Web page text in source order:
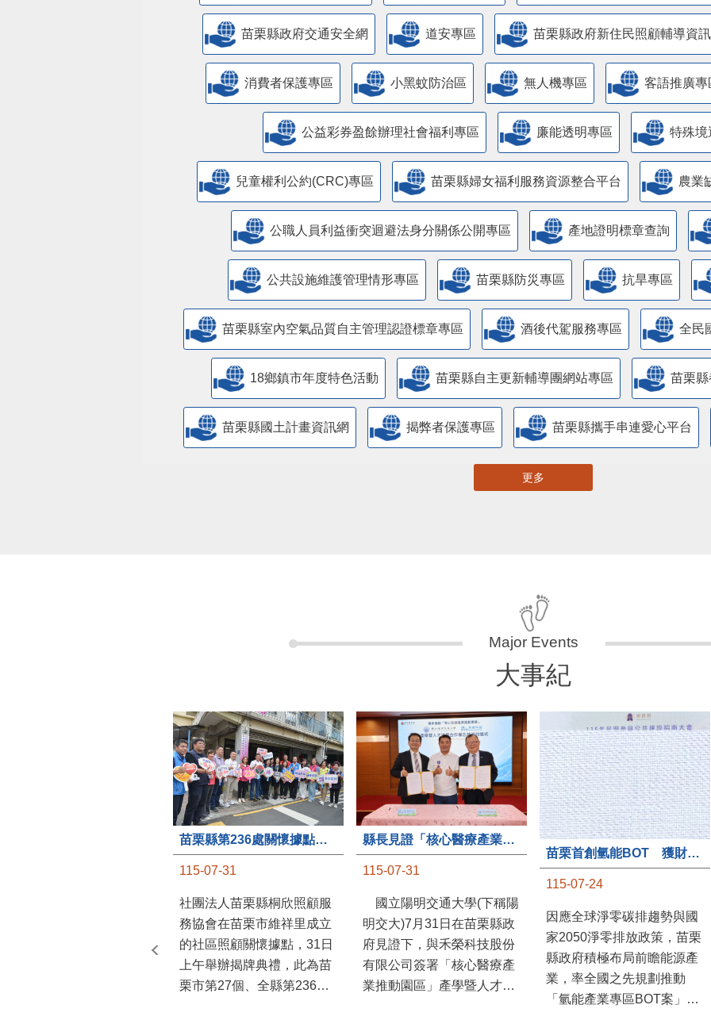
苗栗縣政府交通安全網 道安專區 苗栗縣政府新住民照顧輔導資
消費者保護專區 小黑蚊防治區 無人機專區 客語推廣專
公益彩券盈餘辦理社會福利專區 廉能透明專區 特殊境
兒童權利公約(CRC)專區 苗栗縣婦女福利服務資源整合平台 農業
公職人員利益衝突迴避法身分關係公開專區 產地證明標章查詢
​公共設施維護管理情形專區 苗栗縣防災專區 抗旱專區
苗栗縣室內空氣品質自主管理認證標章專區 酒後代駕服務專區 全民
18鄉鎮市年度特色活動 苗栗縣自主更新輔導團網站專區 苗栗
苗栗縣國土計畫資訊網 揭弊者保護專區 苗栗縣攜手串連愛心平台
更多
大事紀
苗栗縣第236處關懷據點在苗栗市維祥里揭牌
115-07-31
社團法人苗栗縣桐欣照顧服
務協會在苗栗市維祥里成立
的社區照顧關懷據點，31日
上午舉辦揭牌典禮，此為苗
栗市第27個、全縣第236處
縣長見證「核心醫療產業推動園區」產學合作簽約儀式
115-07-31
國立陽明交通大學(下稱陽
明交大)7月31日在苗栗縣政
府見證下，與禾榮科技股份
有限公司簽署「核心醫療產
業推動園區」產學暨人才培
苗栗首創氫能BOT 獲財政部「突破之翼」肯定
115-07-24
因應全球淨零碳排趨勢與國
家2050淨零排放政策，苗栗
縣政府積極布局前瞻能源產
業，率全國之先規劃推動
「氫能產業專區BOT案」，